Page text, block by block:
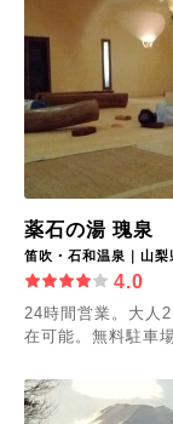
薬石の湯 瑰泉
笛吹・石和温泉｜山梨
4.0
24時間営業。大人
在可能。無料駐車